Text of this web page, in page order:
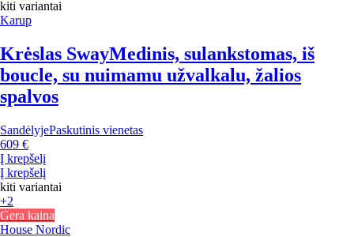
kiti variantai
Karup
Krėslas SwayMedinis, sulankstomas, iš
boucle, su nuimamu užvalkalu, žalios
spalvos
SandėlyjePaskutinis vienetas
609 €
Į krepšelį
Į krepšelį
kiti variantai
+2
Gera kaina
House Nordic